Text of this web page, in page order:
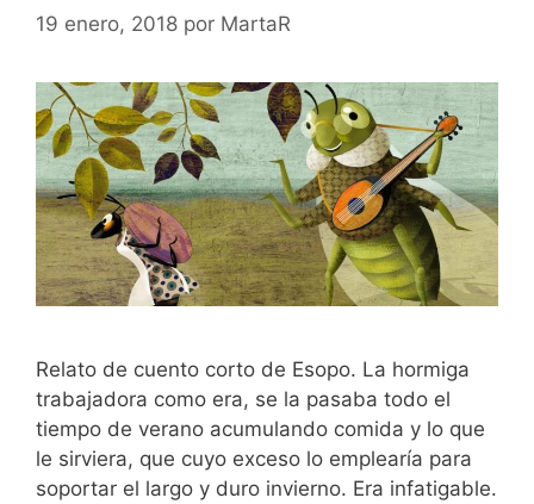
19 enero, 2018 por MartaR
Relato de cuento corto de Esopo. La hormiga
trabajadora como era, se la pasaba todo el
tiempo de verano acumulando comida y lo que
le sirviera, que cuyo exceso lo emplearía para
soportar el largo y duro invierno. Era infatigable.